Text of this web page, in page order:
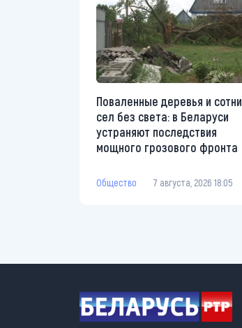
Поваленные деревья и сотни
сел без света: в Беларуси
устраняют последствия
мощного грозового фронта
Общество 7 августа, 2026 18:05